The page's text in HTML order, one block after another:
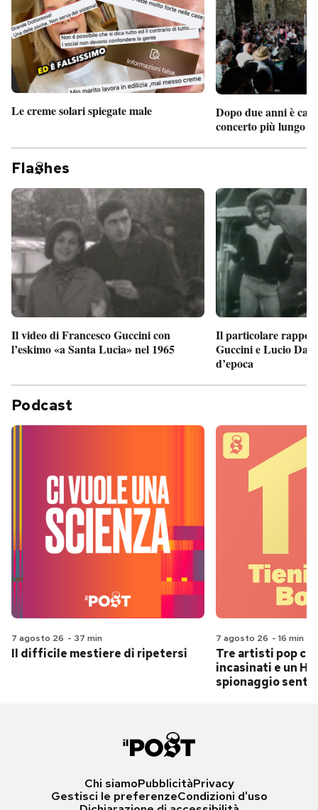
Le creme solari spiegate male
Dopo due anni è
concerto più lungo
Fla hes
Il video di Francesco Guccini con
l’eskimo «a Santa Lucia» nel 1965
Il particolare
Guccini e Lucio
d’epoca
Podcast
7 agosto 26 - 37 min
Il difficile mestiere di ripetersi
7 agosto 26 - 16 min
Tre artisti pop
incasinati e un
spionaggio
Chi siamoPubblicitàPrivacy
Gestisci le preferenzeCondizioni d'uso